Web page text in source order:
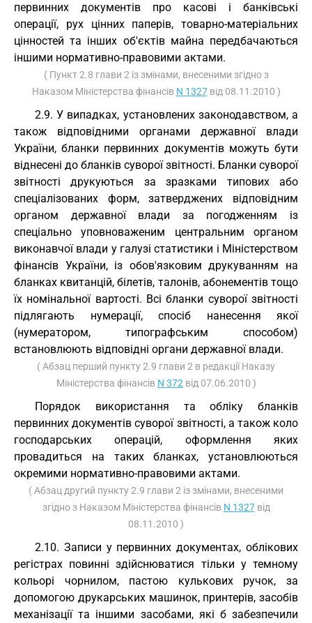
первинних документів про касові і банківські
операції, рух цінних паперів, товарно-матеріальних
цінностей та інших об'єктів майна передбачаються
іншими нормативно-правовими актами.
( Пункт 2.8 глави 2 із змінами, внесеними згідно з
Наказом Міністерства фінансів N 1327від 08.11.2010 )
2.9. У випадках, установлених законодавством, а
також відповідними органами державної влади
України, бланки первинних документів можуть бути
віднесені до бланків суворої звітності. Бланки суворої
звітності друкуються за зразками типових або
спеціалізованих форм, затверджених відповідним
органом державної влади за погодженням із
спеціально уповноваженим центральним органом
виконавчої влади у галузі статистики і Міністерством
фінансів України, із обов'язковим друкуванням на
бланках квитанцій, білетів, талонів, абонементів тощо
їх номінальної вартості. Всі бланки суворої звітності
підлягають нумерації, спосіб нанесення якої
(нумератором, типографським способом)
встановлюють відповідні органи державної влади.
( Абзац перший пункту 2.9 глави 2 в редакції Наказу
Міністерства фінансів N 372 від 07.06.2010 )
Порядок використання та обліку бланків
первинних документів суворої звітності, а також коло
господарських операцій, оформлення яких
провадиться на таких бланках, установлюються
окремими нормативно-правовими актами.
( Абзац другий пункту 2.9 глави 2 із змінами, внесеними
згідно з Наказом Міністерства фінансів N 1327від
08.11.2010 )
2.10. Записи у первинних документах, облікових
регістрах повинні здійснюватися тільки у темному
кольорі чорнилом, пастою кулькових ручок, за
допомогою друкарських машинок, принтерів, засобів
механізації та іншими засобами, які б забезпечили